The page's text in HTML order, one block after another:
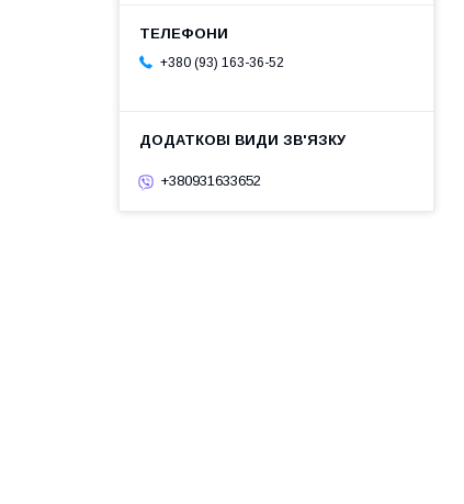
+380 (93) 163-36-52
+380931633652